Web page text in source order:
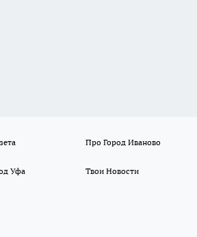
Про Город Иваново
Уфа Твои Новости